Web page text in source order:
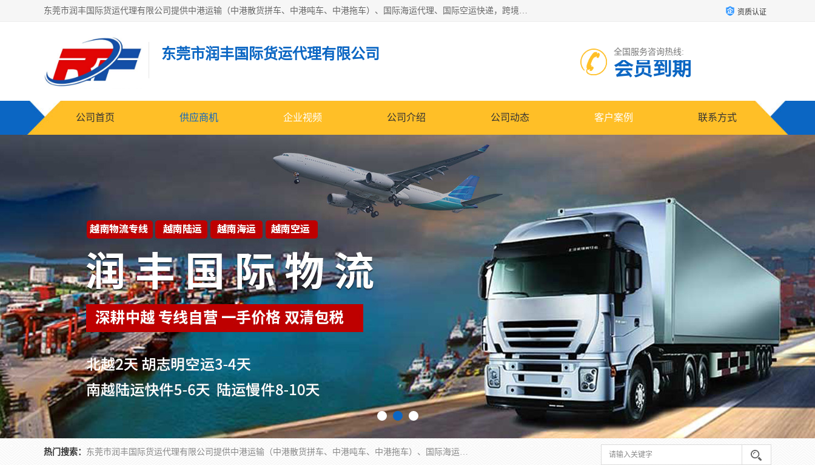
东莞市润丰国际货运代理有限公司提供中港运输（中港散货拼车、中港吨车、中港拖车）、国际海运代理、国际空运快递，跨境电商，亚马逊FBA，国内物流园服务，进出口报关，仓储，提供给客户整套运输解决方案和增值服务 资质认证
东莞市润丰国际货运代理有限公司 全国服务咨询热线:
会员到期
公司首页 供应商机 企业视频 公司介绍 公司动态 客户案例 联系方式
热门搜索： 东莞市润丰国际货运代理有限公司提供中港运输（中港散货拼车、中港吨车、中港拖车）、国际海运代理、国际空运快递，跨境电商，亚马逊FBA，国内物流园服务，进出口报关，仓储，提供给客户整套运输解决方案和增值服务